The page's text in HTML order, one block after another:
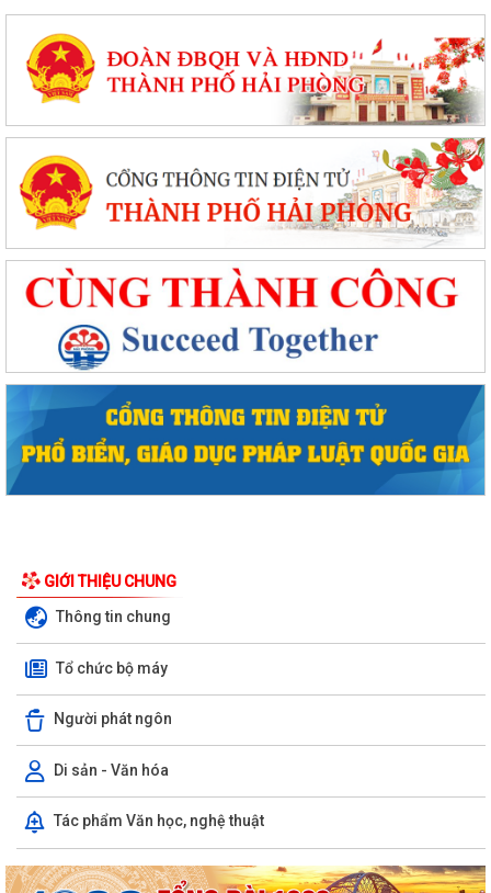
GIỚI THIỆU CHUNG
Thông tin chung
Tổ chức bộ máy
Người phát ngôn
Di sản - Văn hóa
Tác phẩm Văn học, nghệ thuật
Phường Hồng Bàng tổng kết và trao giải Cuộc thi chính luận về bảo vệ
nền tảng tư tưởng của Đảng năm...